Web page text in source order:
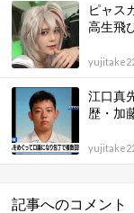
ピャス
高生飛
江口真
歴・加
記事へのコメント